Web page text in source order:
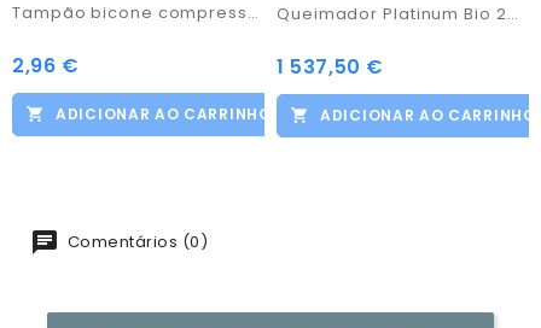
Tampão bicone compressão 22
Preço
2,96 €
ADICIONAR AO CARRINHO
Queimador Platinum Bio 24 KW
Preço
1 537,50 €
ADICIONAR AO CARRINHO
Comentários (0)